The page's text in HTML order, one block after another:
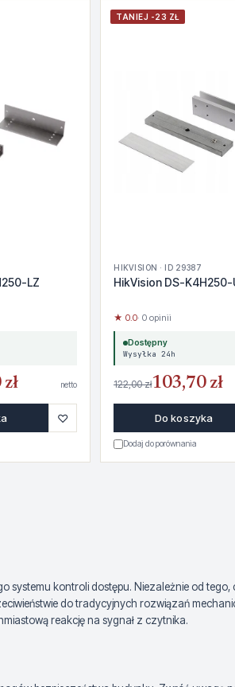
LZ
netto
♡
TANIEJ -23 ZŁ
HIKVISION · ID 29387
HikVision DS-K4H250-
★ 0.0· 0 opinii
Dostępny
Wysyłka 24h
122,00 zł103,70 zł
Do koszyka
Dodaj do porównania
kontroli dostępu. Niezależnie od
do tradycyjnych rozwiązań
reakcję na sygnał z czytnika.